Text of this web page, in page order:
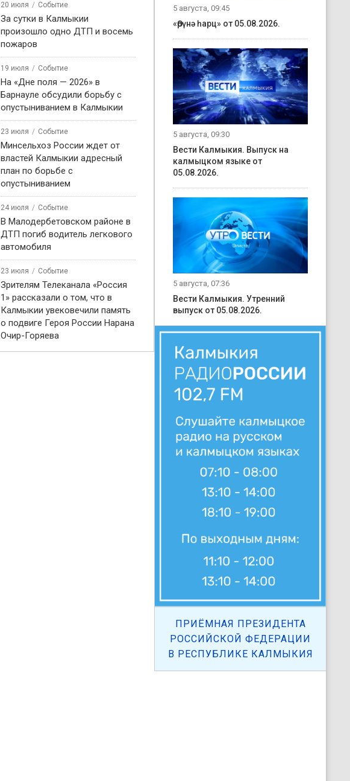
20 июля Событие
За сутки в Калмыкии
произошло одно ДТП и восемь
пожаров
19 июля Событие
На «Дне поля — 2026» в
Барнауле обсудили борьбу с
опустыниванием в Калмыкии
23 июля Событие
Минсельхоз России ждет от
властей Калмыкии адресный
план по борьбе с
опустыниванием
24 июля Событие
В Малодербетовском районе в
ДТП погиб водитель легкового
автомобиля
23 июля Событие
Зрителям Телеканала «Россия
1» рассказали о том, что в
Калмыкии увековечили память
о подвиге Героя России Нарана
Очир-Горяева
5 августа, 09:45
«Өрүнә һарц» от 05.08.2026.
5 августа, 09:30
Вести Калмыкия. Выпуск на
калмыцком языке от
05.08.2026.
5 августа, 07:36
Вести Калмыкия. Утренний
выпуск от 05.08.2026.
ПРИЁМНАЯ ПРЕЗИДЕНТА
РОССИЙСКОЙ ФЕДЕРАЦИИ
В РЕСПУБЛИКЕ КАЛМЫКИЯ